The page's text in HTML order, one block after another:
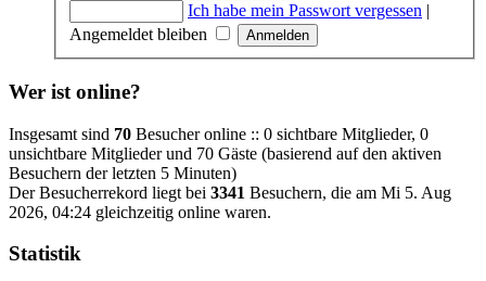
Ich habe mein Passwort vergessen |
Angemeldet bleiben
Wer ist online?
Insgesamt sind 70 Besucher online :: 0 sichtbare Mitglieder, 0
unsichtbare Mitglieder und 70 Gäste (basierend auf den aktiven
Besuchern der letzten 5 Minuten)
Der Besucherrekord liegt bei 3341 Besuchern, die am Mi 5. Aug
2026, 04:24 gleichzeitig online waren.
Statistik